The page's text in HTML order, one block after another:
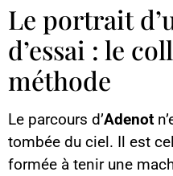
Le portrait
d’essai : le
méthode
Le parcours d’Adenot
tombée du ciel. Il est
formée à tenir une